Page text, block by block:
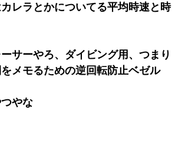
レラとかについてる平均時速と時
サーやろ、ダイビング用、つまり
メモるための逆回転防止ベゼル
やな